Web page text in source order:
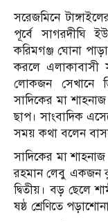
সরেজমিনে
পূর্বে সাগরদীঘি
করিমগঞ্জ ঘোনা
করলে এলাকাবাসী
লোকজন সেখানে
সাদিকের মা
ছাপ। সাংবাদিক
সময় কথা বলেন
সাদিকের মা
রহমান লেবু একজন
দ্বিতীয়। বড় ছেলে
ষষ্ঠ শ্রেণিতে